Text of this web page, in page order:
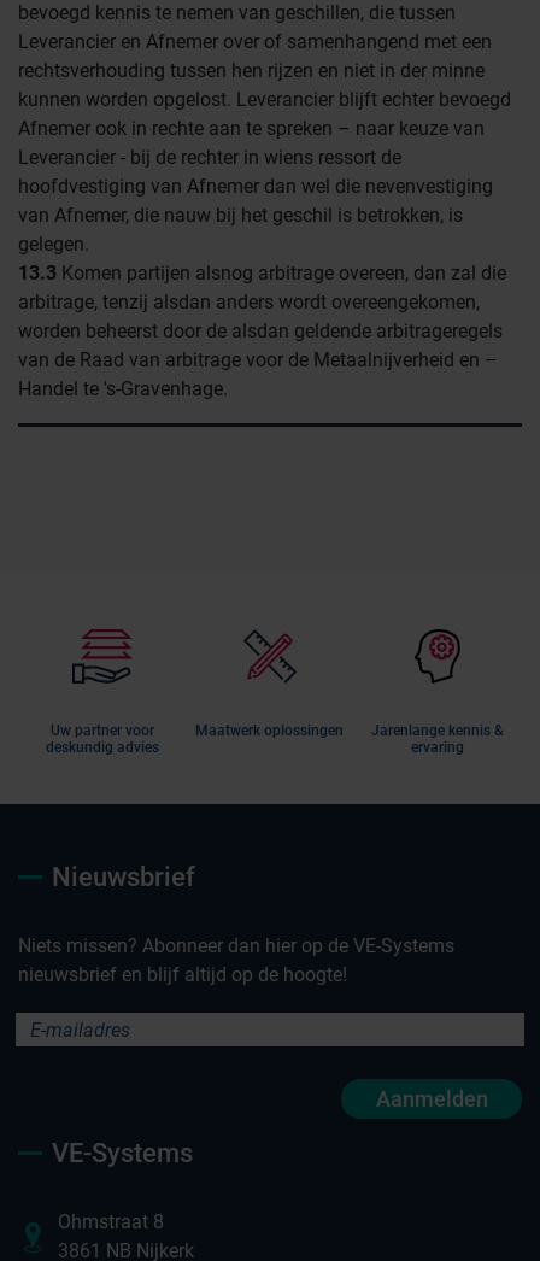
bevoegd kennis te nemen van geschillen, die tussen
Leverancier en Afnemer over of samenhangend met een
rechtsverhouding tussen hen rijzen en niet in der minne
kunnen worden opgelost. Leverancier blijft echter bevoegd
Afnemer ook in rechte aan te spreken – naar keuze van
Leverancier - bij de rechter in wiens ressort de
hoofdvestiging van Afnemer dan wel die nevenvestiging
van Afnemer, die nauw bij het geschil is betrokken, is
gelegen.
13.3 Komen partijen alsnog arbitrage overeen, dan zal die
arbitrage, tenzij alsdan anders wordt overeengekomen,
worden beheerst door de alsdan geldende arbitrageregels
van de Raad van arbitrage voor de Metaalnijverheid en –
Handel te 's-Gravenhage.
Uw partner voor
deskundig advies
Maatwerk oplossingen
Jarenlange kennis &
ervaring
Nieuwsbrief
Niets missen? Abonneer dan hier op de VE-Systems
nieuwsbrief en blijf altijd op de hoogte!
Aanmelden
VE-Systems
Ohmstraat 8
3861 NB Nijkerk